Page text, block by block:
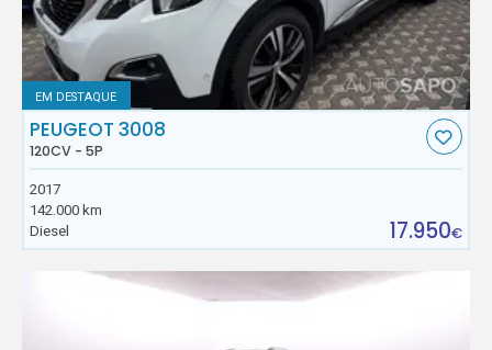
EM DESTAQUE
PEUGEOT 3008
120CV - 5P
2017
142.000 km
Diesel
17.950€